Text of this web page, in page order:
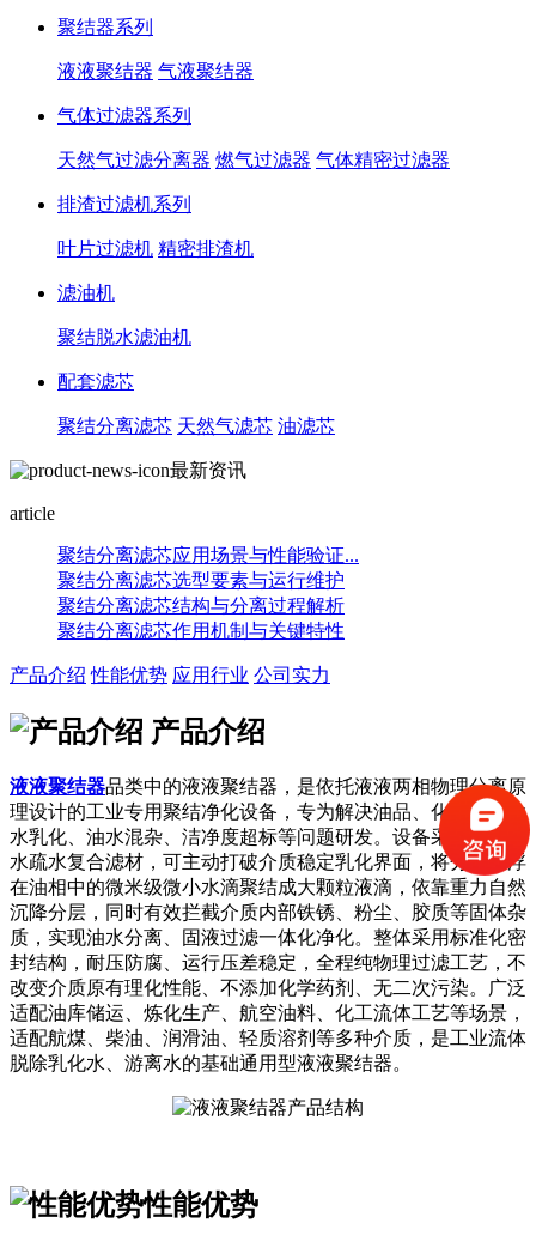
聚结器系列
液液聚结器 气液聚结器
气体过滤器系列
天然气过滤分离器 燃气过滤器 气体精密过滤器
排渣过滤机系列
叶片过滤机 精密排渣机
滤油机
聚结脱水滤油机
配套滤芯
聚结分离滤芯 天然气滤芯 油滤芯
最新资讯
article
聚结分离滤芯应用场景与性能验证...
聚结分离滤芯选型要素与运行维护
聚结分离滤芯结构与分离过程解析
聚结分离滤芯作用机制与关键特性
产品介绍 性能优势 应用行业 公司实力
产品介绍
液液聚结器品类中的液液聚结器，是依托液液两相物理分离原
理设计的工业专用聚结净化设备，专为解决油品、化工流体含
水乳化、油水混杂、洁净度超标等问题研发。设备采用改性亲
水疏水复合滤材，可主动打破介质稳定乳化界面，将分散悬浮
在油相中的微米级微小水滴聚结成大颗粒液滴，依靠重力自然
沉降分层，同时有效拦截介质内部铁锈、粉尘、胶质等固体杂
质，实现油水分离、固液过滤一体化净化。整体采用标准化密
封结构，耐压防腐、运行压差稳定，全程纯物理过滤工艺，不
改变介质原有理化性能、不添加化学药剂、无二次污染。广泛
适配油库储运、炼化生产、航空油料、化工流体工艺等场景，
适配航煤、柴油、润滑油、轻质溶剂等多种介质，是工业流体
脱除乳化水、游离水的基础通用型液液聚结器。
性能优势